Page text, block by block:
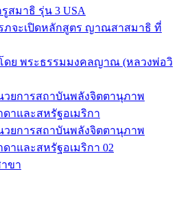
มาธิ รุ่น 3 USA
ภจะเปิดหลักสูตร ญาณสาสมาธิ ที่
ดย พระธรรมมงคลญาณ (หลวงพ่อวิ
วยการสถาบันพลังจิตตานุภาพ
าและสหรัฐอเมริกา
วยการสถาบันพลังจิตตานุภาพ
าและสหรัฐอเมริกา 02
ขา